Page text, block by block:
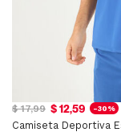
$ 17,99 $ 12,59 -30%
Camiseta Deportiva